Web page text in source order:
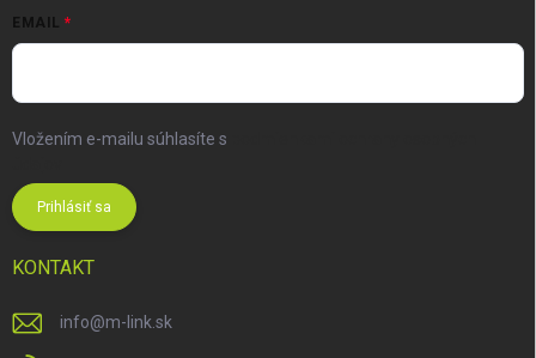
EMAIL
Vložením e-mailu súhlasíte s
Prihlásiť sa
KONTAKT
info@m-link.sk